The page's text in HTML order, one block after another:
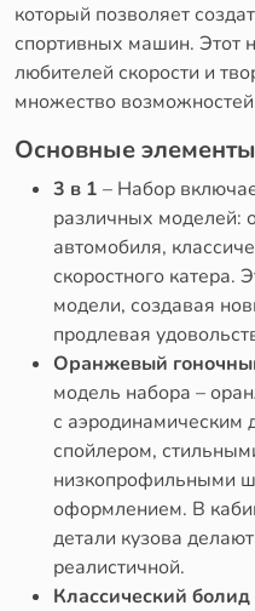
который позволяет
спортивных машин. Этот
любителей скорости и
множество
Основные
3 в 1 – Набор
различных моделей:
автомобиля,
скоростного катера.
модели, создавая
продлевая
Оранжевый
модель набора –
с аэродинамическим
спойлером,
низкопрофильными
оформлением. В
детали кузова
реалистичной.
Классический болид